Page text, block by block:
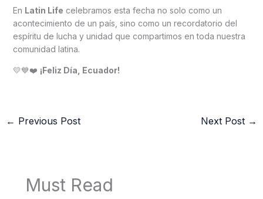
En Latin Life celebramos esta fecha no solo como un
acontecimiento de un país, sino como un recordatorio del
espíritu de lucha y unidad que compartimos en toda nuestra
comunidad latina.
💛💙❤️ ¡Feliz Día, Ecuador!
← Previous Post Next Post →
Must Read